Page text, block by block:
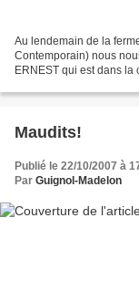
Au lendemain de la
Contemporain) nous
ERNEST qui est dans
Maudits!
Publié le 22/10/2007 à
Par Guignol-Madelon